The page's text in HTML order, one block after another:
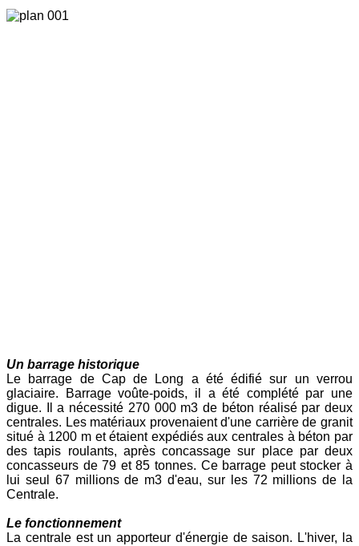
Un barrage historique
Le barrage de Cap de Long a été édifié sur un verrou
glaciaire. Barrage voûte-poids, il a été complété par une
digue. Il a nécessité 270 000 m3 de béton réalisé par deux
centrales. Les matériaux provenaient d'une carrière de granit
situé à 1200 m et étaient expédiés aux centrales à béton par
des tapis roulants, après concassage sur place par deux
concasseurs de 79 et 85 tonnes. Ce barrage peut stocker à
lui seul 67 millions de m3 d'eau, sur les 72 millions de la
Centrale.
Le fonctionnement
La centrale est un apporteur d'énergie de saison. L'hiver, la